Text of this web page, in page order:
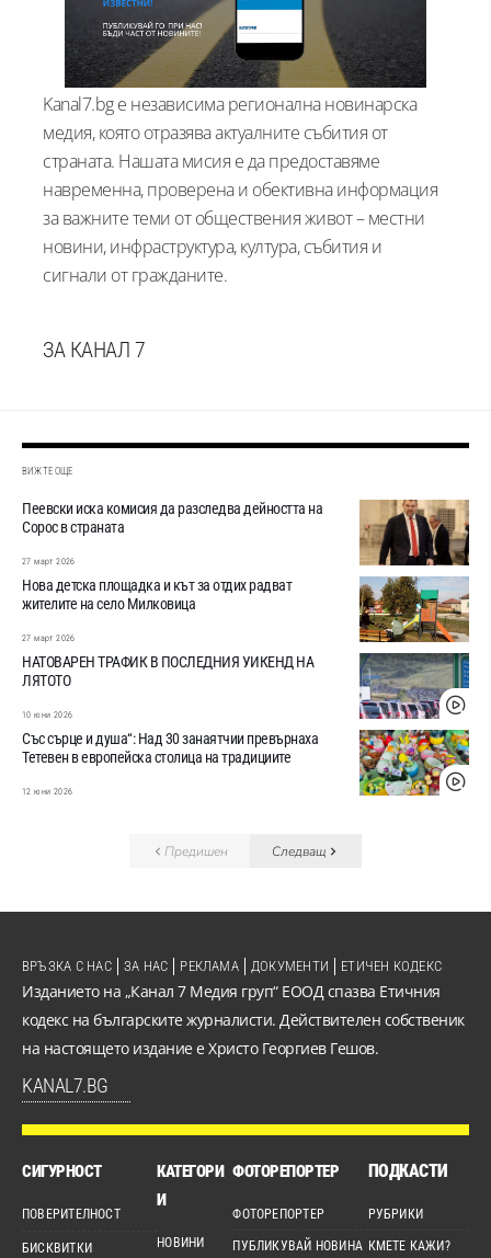
Kanal7.bg е независима регионална новинарска
медия, която отразява актуалните събития от
страната. Нашата мисия е да предоставяме
навременна, проверена и обективна информация
за важните теми от обществения живот – местни
новини, инфраструктура, култура, събития и
сигнали от гражданите.
ЗА КАНАЛ 7
ВИЖТЕ ОЩЕ
Пеевски иска комисия да разследва дейността на
Сорос в страната
27 март 2026
Нова детска площадка и кът за отдих радват
жителите на село Милковица
27 март 2026
НАТОВАРЕН ТРАФИК В ПОСЛЕДНИЯ УИКЕНД НА
ЛЯТОТО
10 юни 2026
Със сърце и душа“: Над 30 занаятчии превърнаха
Тетевен в европейска столица на традициите
12 юни 2026
Предишен Следващ
Изданието на „Канал 7 Медия груп“ ЕООД спазва Етичния
кодекс на българските журналисти. Действителен собственик
на настоящето издание е Христо Георгиев Гешов.
KANAL7.BG
ВРЪЗКА С НАС ЗА НАС РЕКЛАМА ДОКУМЕНТИ ЕТИЧЕН КОДЕКС
СИГУРНОСТ
ПОВЕРИТЕЛНОСТ
БИСКВИТКИ
КАТЕГОРИ
И
НОВИНИ
ФОТОРЕПОРТЕР
ФОТОРЕПОРТЕР
ПУБЛИКУВАЙ НОВИНА
ПОДКАСТИ
РУБРИКИ
КМЕТЕ КАЖИ?